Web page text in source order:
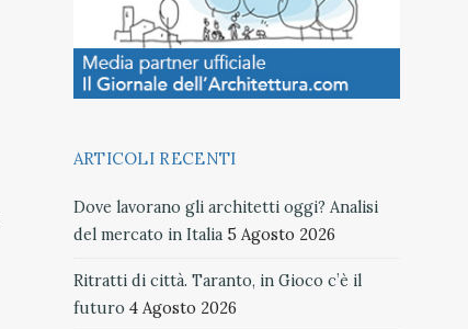
ARTICOLI RECENTI
Dove lavorano gli architetti oggi? Analisi
del mercato in Italia 5 Agosto 2026
Ritratti di città. Taranto, in Gioco c’è il
futuro 4 Agosto 2026